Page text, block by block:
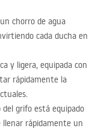
chorro de agua
cada ducha en
y ligera, equipada con
rápidamente la
del grifo está equipado
llenar rápidamente un